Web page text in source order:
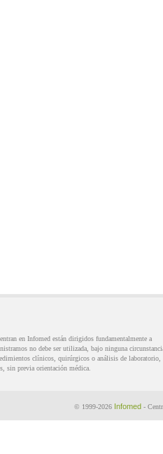
en Infomed están dirigidos fundamentalmente a
no debe ser utilizada, bajo ninguna
clínicos, quirúrgicos o análisis de laboratorio,
sin previa orientación médica.
© 1999-2026 Infomed -